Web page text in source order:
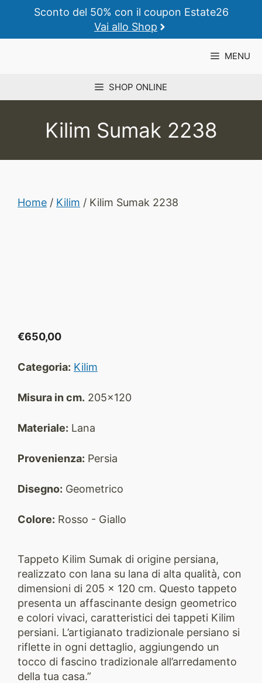
contenuto
Sconto del 50% con il coupon Estate26
Vai allo Shop
MENU
SHOP ONLINE
Kilim Sumak 2238
Home / Kilim / Kilim Sumak 2238
€650,00
Categoria: Kilim
Misura in cm. 205x120
Materiale: Lana
Provenienza: Persia
Disegno: Geometrico
Colore: Rosso - Giallo
Tappeto Kilim Sumak di origine persiana,
realizzato con lana su lana di alta qualità, con
dimensioni di 205 x 120 cm. Questo tappeto
presenta un affascinante design geometrico
e colori vivaci, caratteristici dei tappeti Kilim
persiani. L’artigianato tradizionale persiano si
riflette in ogni dettaglio, aggiungendo un
tocco di fascino tradizionale all’arredamento
della tua casa.”